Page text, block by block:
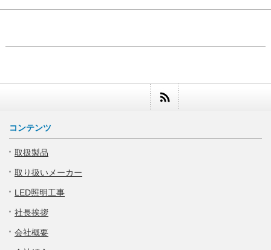
コンテンツ
取扱製品
取り扱いメーカー
LED照明工事
社長挨拶
会社概要